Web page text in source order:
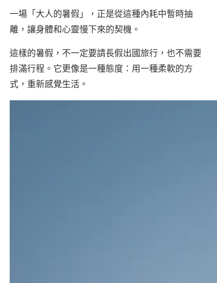
一場「大人的暑假」，正是從這種內耗中暫時抽
離，讓身體和心靈慢下來的契機。
這樣的暑假，不一定要請長假出國旅行，也不需要
排滿行程。它更像是一種態度：用一種柔軟的方
式，重新感覺生活。